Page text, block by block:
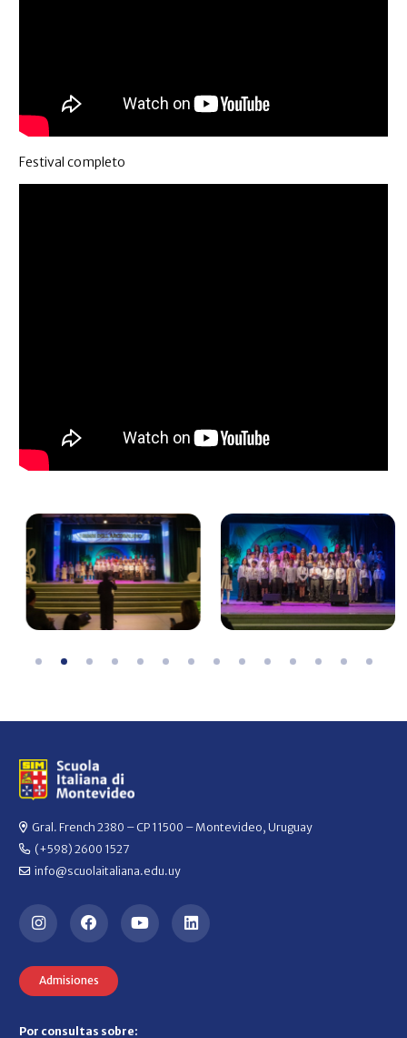
Festival completo
Gral. French 2380 – CP 11500 – Montevideo, Uruguay
(+598) 2600 1527
info@scuolaitaliana.edu.uy
Admisiones
Por consultas sobre: